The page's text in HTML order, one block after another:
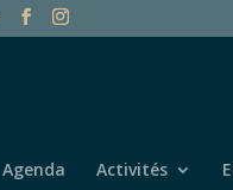
Agenda Activités